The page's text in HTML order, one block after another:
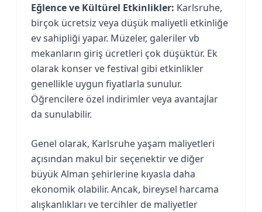
Eğlence ve Kültürel Etkinlikler: Karlsruhe,
birçok ücretsiz veya düşük maliyetli etkinliğe
ev sahipliği yapar. Müzeler, galeriler vb
mekanların giriş ücretleri çok düşüktür. Ek
olarak konser ve festival gibi etkinlikler
genellikle uygun fiyatlarla sunulur.
Öğrencilere özel indirimler veya avantajlar
da sunulabilir.
Genel olarak, Karlsruhe yaşam maliyetleri
açısından makul bir seçenektir ve diğer
büyük Alman şehirlerine kıyasla daha
ekonomik olabilir. Ancak, bireysel harcama
alışkanlıkları ve tercihler de maliyetler